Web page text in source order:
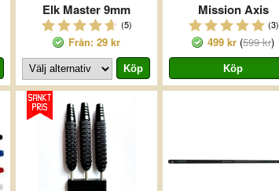
Elk Master 9mm
(5)
Från: 29 kr
Mission Axis
(3)
499 kr (599 kr)